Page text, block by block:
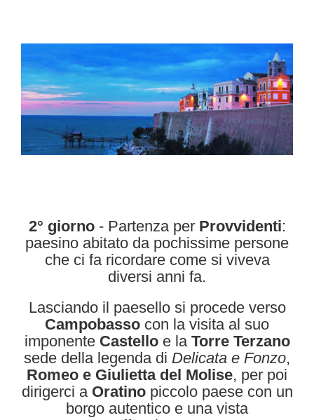
2° giorno- Partenza perProvvidenti:
paesino abitato da pochissime persone
che ci fa ricordare come si viveva
diversi anni fa.
Lasciando il paesello si procede verso
Campobasso con la visita al suo
imponente Castelloe la Torre Terzano
sede della legenda di Delicata e Fonzo,
Romeo e Giulietta del Molise, per poi
dirigerci a Oratinopiccolo paese con un
borgo autentico e una vista